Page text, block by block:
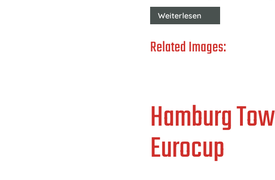
Weiterlesen
Related Images:
Hamburg
Eurocup